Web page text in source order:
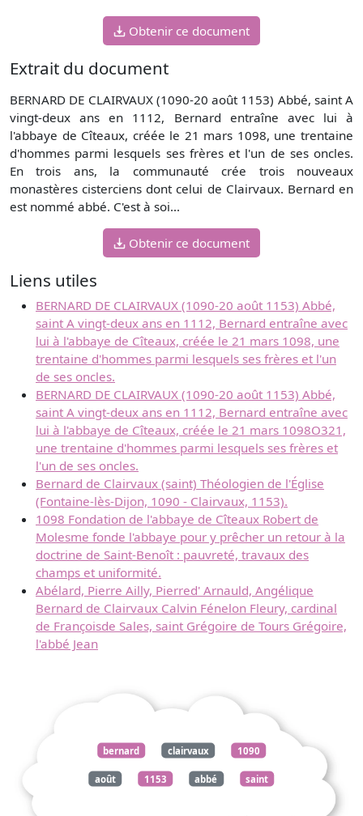
Obtenir ce document
Extrait du document
BERNARD DE CLAIRVAUX (1090-20 août 1153) Abbé, saint A
vingt-deux ans en 1112, Bernard entraîne avec lui à
l'abbaye de Cîteaux, créée le 21 mars 1098, une trentaine
d'hommes parmi lesquels ses frères et l'un de ses oncles.
En trois ans, la communauté crée trois nouveaux
monastères cisterciens dont celui de Clairvaux. Bernard en
est nommé abbé. C'est à soi...
Obtenir ce document
Liens utiles
BERNARD DE CLAIRVAUX (1090-20 août 1153) Abbé,
saint A vingt-deux ans en 1112, Bernard entraîne avec
lui à l'abbaye de Cîteaux, créée le 21 mars 1098, une
trentaine d'hommes parmi lesquels ses frères et l'un
de ses oncles.
BERNARD DE CLAIRVAUX (1090-20 août 1153) Abbé,
saint A vingt-deux ans en 1112, Bernard entraîne avec
lui à l'abbaye de Cîteaux, créée le 21 mars 1098O321,
une trentaine d'hommes parmi lesquels ses frères et
l'un de ses oncles.
Bernard de Clairvaux (saint) Théologien de l'Église
(Fontaine-lès-Dijon, 1090 - Clairvaux, 1153).
1098 Fondation de l'abbaye de Cîteaux Robert de
Molesme fonde l'abbaye pour y prêcher un retour à la
doctrine de Saint-Benoît : pauvreté, travaux des
champs et uniformité.
Abélard, Pierre Ailly, Pierred' Arnauld, Angélique
Bernard de Clairvaux Calvin Fénelon Fleury, cardinal
de Françoisde Sales, saint Grégoire de Tours Grégoire,
l'abbé Jean
bernard clairvaux 1090
août 1153 abbé saint